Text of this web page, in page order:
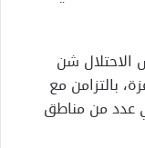
الاحتلال شن
بالتزامن مع
عدد من مناطق